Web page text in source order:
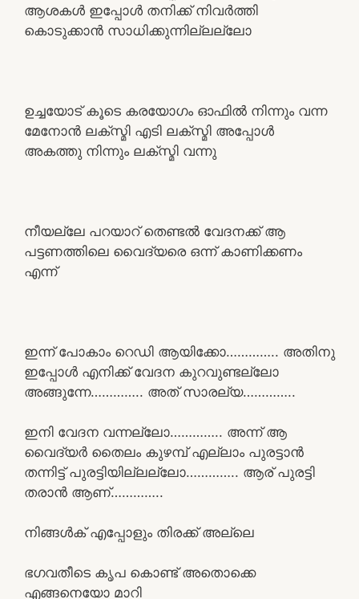
ആശകൾ ഇപ്പോൾ തനിക്ക് നിവർത്തി
കൊടുക്കാൻ സാധിക്കുന്നില്ലല്ലോ
ഉച്ചയോട് കൂടെ കരയോഗം ഓഫിൽ നിന്നും വന്ന
മേനോൻ ലക്സ്മി എടി ലക്സ്മി അപ്പോൾ
അകത്തു നിന്നും ലക്സ്മി വന്നു
നീയല്ലേ പറയാറ് തെണ്ടൽ വേദനക്ക് ആ
പട്ടണത്തിലെ വൈദ്യരെ ഒന്ന് കാണിക്കണം
എന്ന്
ഇന്ന് പോകാം റെഡി ആയിക്കോ………….. അതിനു
ഇപ്പോൾ എനിക്ക് വേദന കുറവുണ്ടല്ലോ
അങ്ങുന്നേ………….. അത് സാരല്യ…………..
ഇനി വേദന വന്നല്ലോ………….. അന്ന് ആ
വൈദ്യർ തൈലം കുഴമ്പ് എല്ലാം പുരട്ടാൻ
തന്നിട്ട് പുരട്ടിയില്ലല്ലോ………….. ആര് പുരട്ടി
തരാൻ ആണ്…………..
നിങ്ങൾക് എപ്പോളും തിരക്ക് അല്ലെ
ഭഗവതീടെ കൃപ കൊണ്ട് അതൊക്കെ
എങ്ങനെയോ മാറി